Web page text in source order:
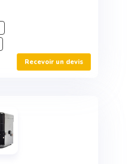
Recevoir un devis